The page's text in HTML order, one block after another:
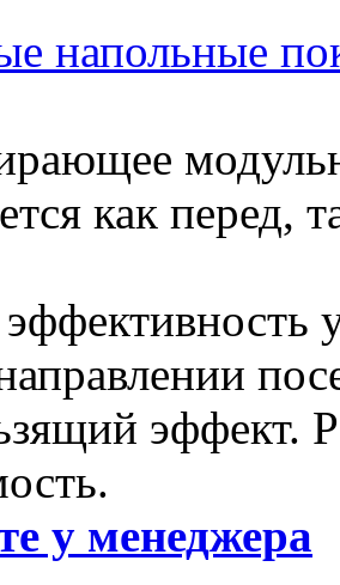
напольные
как перед,
эффект.
у менеджера